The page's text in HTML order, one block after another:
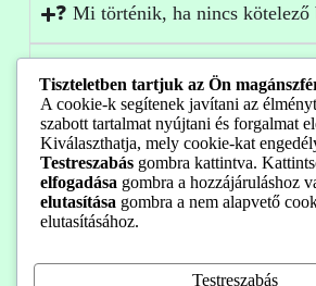
❓ Mi történik, ha nincs kötelező
Ne fizess többet a kötelező biztosításra!
Hasonlítsd össze most az ajánlatokat, és
pár perc alatt. Akár több tízezer forintot is
indítása
Tiszteletben tartjuk az Ön
A cookie-k segítenek javítani az
szabott tartalmat nyújtani és forgalmat
Kiválaszthatja, mely cookie-kat
Testreszabás gombra kattintva.
elfogadása gombra a hozzájáruláshoz
elutasítása gombra a nem alapvető
elutasításához.
Testreszabás